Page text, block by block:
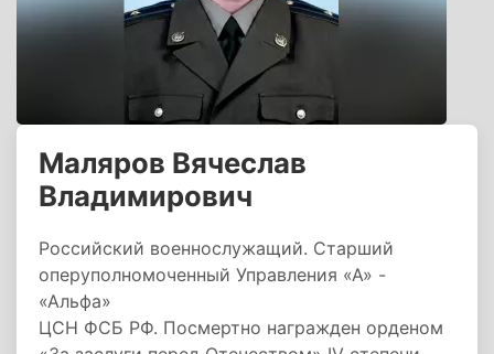
Маляров Вячеслав
Владимирович
Российский военнослужащий. Старший
оперуполномоченный Управления «А» -
«Альфа»
ЦСН ФСБ РФ. Посмертно награжден орденом